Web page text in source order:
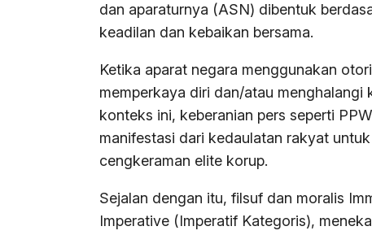
dan aparaturnya (ASN) dibentuk
keadilan dan kebaikan bersama.
Ketika aparat negara menggunakan
memperkaya diri dan/atau
konteks ini, keberanian pers seperti
manifestasi dari kedaulatan rakyat
cengkeraman elite korup.
Sejalan dengan itu, filsuf dan moralis
Imperative (Imperatif Kategoris),